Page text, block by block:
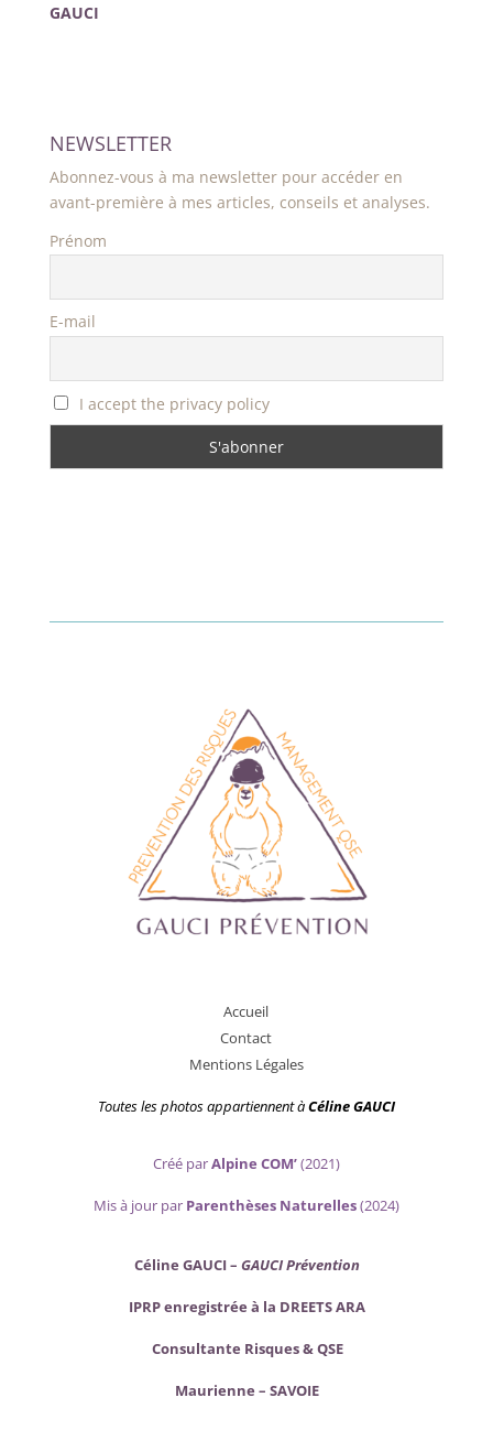
GAUCI
NEWSLETTER
Abonnez-vous à ma newsletter pour accéder en
avant-première à mes articles, conseils et analyses.
Prénom
E-mail
I accept the privacy policy
Accueil
Contact
Mentions Légales
Toutes les photos appartiennentàCéline GAUCI
Créé parAlpine COM’(2021)
Misà jour par Parenthèses Naturelles(2024)
Céline GAUCI –GAUCI Prévention
IPRP enregistrée à la DREETS ARA
Consultante Risques & QSE
Maurienne – SAVOIE